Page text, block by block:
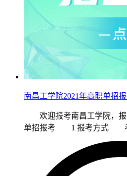
南昌工学院2021年高职单招报
欢迎报考南昌工学院，
单招报考 1 报考方式